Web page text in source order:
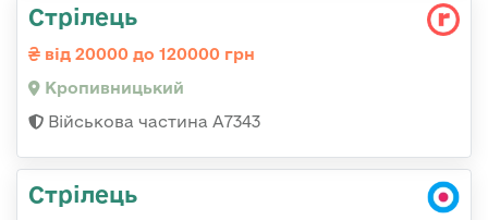
Стрілець
від 20000 до 120000 грн
Кропивницький
Військова частина А7343
Стрілець